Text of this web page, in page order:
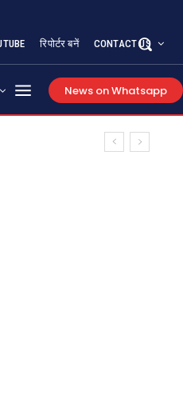
रिपोर्टर बनें CONTACT US
News on Whatsapp